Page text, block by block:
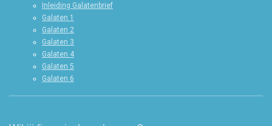
Inleiding Galatenbrief
Galaten 1
Galaten 2
Galaten 3
Galaten 4
Galaten 5
Galaten 6